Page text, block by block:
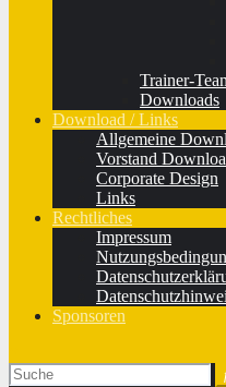
Trainer-
Downloads
Download / Links
Allgemeine
Vorstand
Corporate Design
Links
Rechtliches
Impressum
Sponsoren